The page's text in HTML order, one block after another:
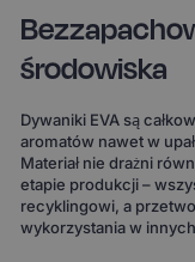
środowiska
Dywaniki EVA są
aromatów nawet w
Materiał nie drażni
etapie produkcji –
recyklingowi, a
wykorzystania w